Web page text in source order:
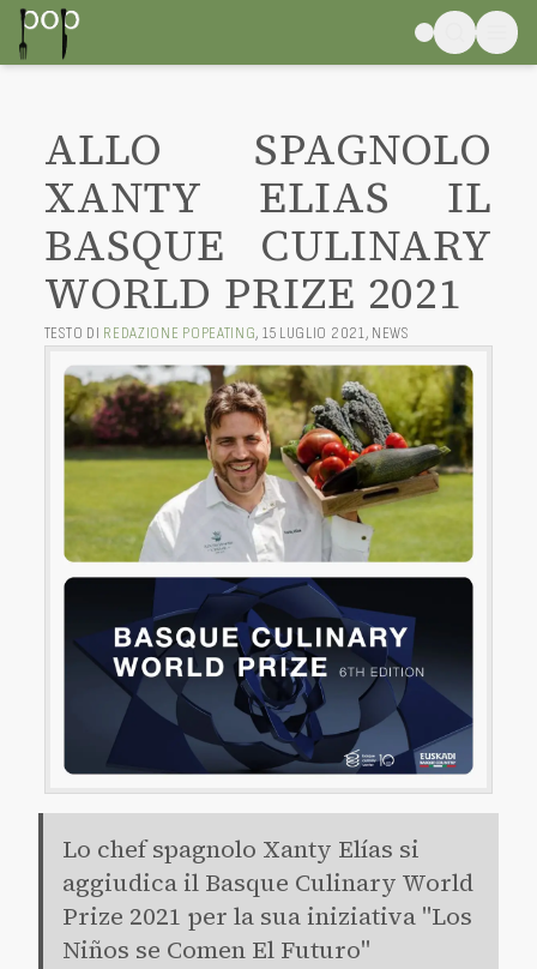
ALLO SPAGNOLO
XANTY ELIAS IL
BASQUE CULINARY
WORLD PRIZE 2021
TESTO DI REDAZIONE POPEATING, 15 LUGLIO 2021, NEWS
Lo chef spagnolo Xanty Elías si
aggiudica il Basque Culinary World
Prize 2021 per la sua iniziativa "Los
Niños se Comen El Futuro"